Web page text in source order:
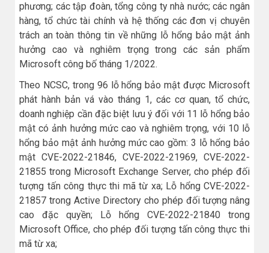
phương; các tập đoàn, tổng công ty nhà nước; các ngân
hàng, tổ chức tài chính và hệ thống các đơn vị chuyên
trách an toàn thông tin về những lỗ hổng bảo mật ảnh
hưởng cao và nghiêm trọng trong các sản phẩm
Microsoft công bố tháng 1/2022.
Theo NCSC, trong 96 lỗ hổng bảo mật được Microsoft
phát hành bản vá vào tháng 1, các cơ quan, tổ chức,
doanh nghiệp cần đặc biệt lưu ý đối với 11 lỗ hổng bảo
mật có ảnh hưởng mức cao và nghiêm trọng, với 10 lỗ
hổng bảo mật ảnh hưởng mức cao gồm: 3 lỗ hổng bảo
mật CVE-2022-21846, CVE-2022-21969, CVE-2022-
21855 trong Microsoft Exchange Server, cho phép đối
tượng tấn công thực thi mã từ xa; Lỗ hổng CVE-2022-
21857 trong Active Directory cho phép đối tượng nâng
cao đặc quyền; Lỗ hổng CVE-2022-21840 trong
Microsoft Office, cho phép đối tượng tấn công thực thi
mã từ xa;